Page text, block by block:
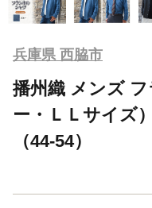
兵庫県 西脇市
播州織 メンズ
ー・ＬＬサイズ
（44-54）